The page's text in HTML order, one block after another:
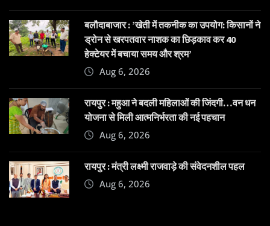
बलौदाबाजार : ’खेती में तकनीक का उपयोग: किसानों ने
ड्रोन से खरपतवार नाशक का छिड़काव कर 40
हेक्टेयर में बचाया समय और श्रम’
Aug 6, 2026
रायपुर : महुआ ने बदली महिलाओं की जिंदगी…वन धन
योजना से मिली आत्मनिर्भरता की नई पहचान
Aug 6, 2026
रायपुर : मंत्री लक्ष्मी राजवाड़े की संवेदनशील पहल
Aug 6, 2026